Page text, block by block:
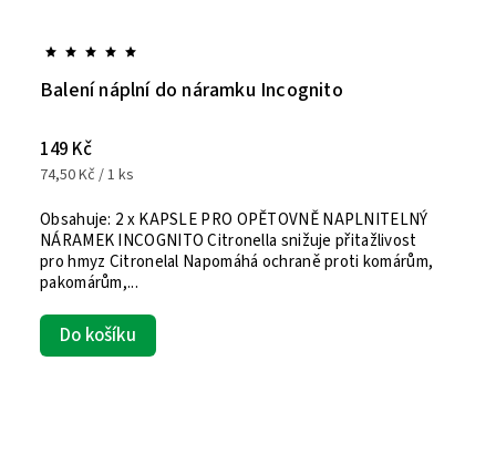
Balení náplní do náramku Incognito
149 Kč
74,50 Kč / 1 ks
Do košíku
Obsahuje: 2 x KAPSLE PRO OPĚTOVNĚ NAPLNITELNÝ
NÁRAMEK INCOGNITO Citronella snižuje přitažlivost
pro hmyz Citronelal Napomáhá ochraně proti komárům,
pakomárům,...